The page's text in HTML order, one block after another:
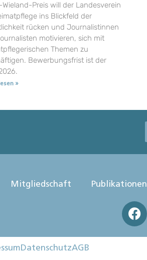
Wieland-Preis will der Landesverein
ins Blickfeld der
rücken und Journalistinnen
motivieren, sich mit
Themen zu
Bewerbungsfrist ist der
»
Mitgliedschaft Publikationen
DatenschutzAGB